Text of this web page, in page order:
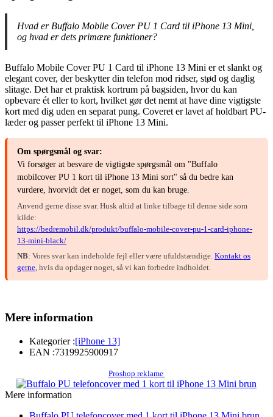
Hvad er Buffalo Mobile Cover PU 1 Card til iPhone 13 Mini,
og hvad er dets primære funktioner?
Buffalo Mobile Cover PU 1 Card til iPhone 13 Mini er et slankt og
elegant cover, der beskytter din telefon mod ridser, stød og daglig
slitage. Det har et praktisk kortrum på bagsiden, hvor du kan
opbevare ét eller to kort, hvilket gør det nemt at have dine vigtigste
kort med dig uden en separat pung. Coveret er lavet af holdbart PU-
læder og passer perfekt til iPhone 13 Mini.
Om spørgsmål og svar:
Vi forsøger at besvare de vigtigste spørgsmål om "Buffalo
mobilcover PU 1 kort til iPhone 13 Mini sort" så du bedre kan
vurdere, hvorvidt det er noget, som du kan bruge.
Anvend gerne disse svar. Husk altid at linke tilbage til denne side som
kilde:
https://bedremobil.dk/produkt/buffalo-mobile-cover-pu-1-card-iphone-
13-mini-black/
NB: Vores svar kan indeholde fejl eller være ufuldstændige. Kontakt os
gerne , hvis du opdager noget, så vi kan forbedre indholdet.
Mere information
Kategorier :[iPhone 13]
EAN :7319925900917
Proshop reklame
Mere information